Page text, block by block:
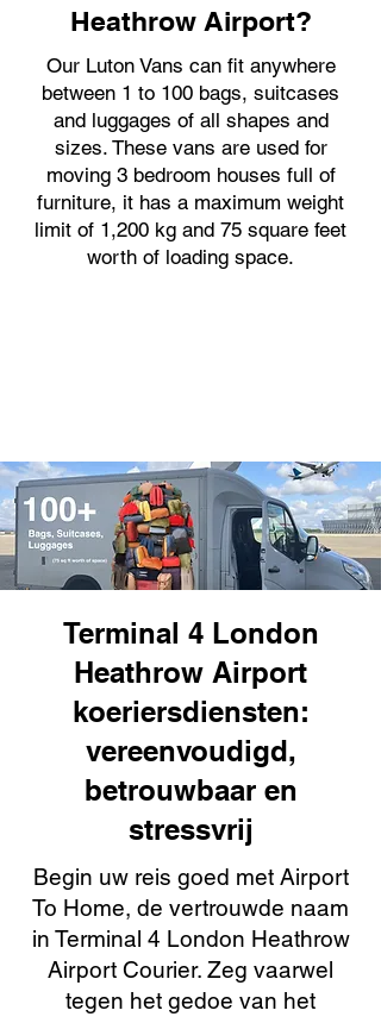
Heathrow Airport?
Our Luton Vans can fit anywhere
between 1 to 100 bags, suitcases
and luggages of all shapes and
sizes. These vans are used for
moving 3 bedroom houses full of
furniture, it has a maximum weight
limit of 1,200 kg and 75 square feet
worth of loading space.
Terminal 4 London
Heathrow Airport
koeriersdiensten:
vereenvoudigd,
betrouwbaar en
stressvrij
Begin uw reis goed met Airport
To Home, de vertrouwde naam
in Terminal 4 London Heathrow
Airport Courier. Zeg vaarwel
tegen het gedoe van het